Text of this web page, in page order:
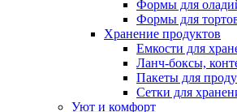
Формы для
Формы для
Хранение продуктов
Емкости для
Ланч-боксы,
Пакеты для
Сетки для
Уют и комфорт